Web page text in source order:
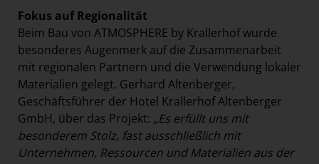
Fokus auf Regionalität
Beim Bau von ATMOSPHERE by Krallerhof wurde
besonderes Augenmerk auf die Zusammenarbeit
mit regionalen Partnern und die Verwendung lokaler
Materialien gelegt. Gerhard Altenberger,
Geschäftsführer der Hotel Krallerhof Altenberger
GmbH, über das Projekt: „Es erfüllt uns mit
besonderem Stolz, fast ausschließlich mit
Unternehmen, Ressourcen und Materialien aus der